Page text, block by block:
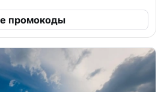
промокоды